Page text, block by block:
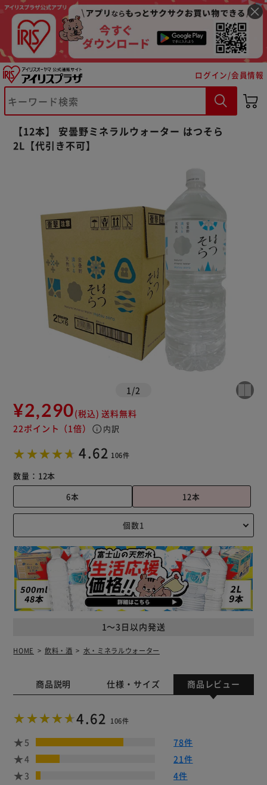
ログイン/会員情報
【12本】 安曇野ミネラルウォーター はつそら
2L【代引き不可】
1 /2
¥2,290(税込) 送料無料
22ポイント （1倍） info 内訳
4.62 106件
数量： 12本
6本
12本
1～3日以内発送
HOME 飲料・酒 水・ミネラルウォーター
商品説明 仕様・サイズ 商品レビュー
4.62 106件
5
78件
4
21件
3
4件
※ご確認ください